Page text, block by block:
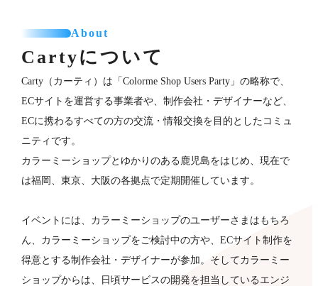
About
Cartyについて
Carty（カーティ）は「Colorme Shop Users Party」の略称で、
ECサイトを運営する事業者や、制作会社・デザイナーなど、
ECに携わるすべての方の交流・情報交換を目的としたコミュ
ニティです。
カラーミーショップとゆかりのある鹿児島をはじめ、現在で
は福岡、東京、大阪の各拠点で定期開催しています。
イベントには、カラーミーショップのユーザーさまはもちろ
ん、カラーミーショップをご検討中の方や、ECサイト制作を
得意とする制作会社・デザイナーが​参加。そしてカラーミー
ショップからは、日頃サービスの開発を担当しているエンジ